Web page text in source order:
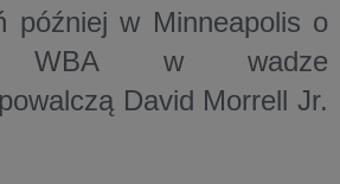
później w Minneapolis o
WBA w wadze
David Morrell Jr.